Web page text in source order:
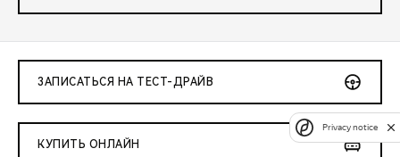
ЗАПИСАТЬСЯ НА ТЕСТ-ДРАЙВ
КУПИТЬ ОНЛАЙН
Privacy notice